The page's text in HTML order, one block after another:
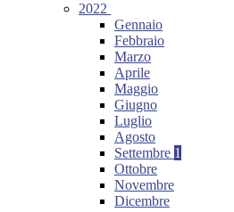
2022
Gennaio
Febbraio
Marzo
Aprile
Maggio
Giugno
Luglio
Agosto
Settembre 1
Ottobre
Novembre
Dicembre